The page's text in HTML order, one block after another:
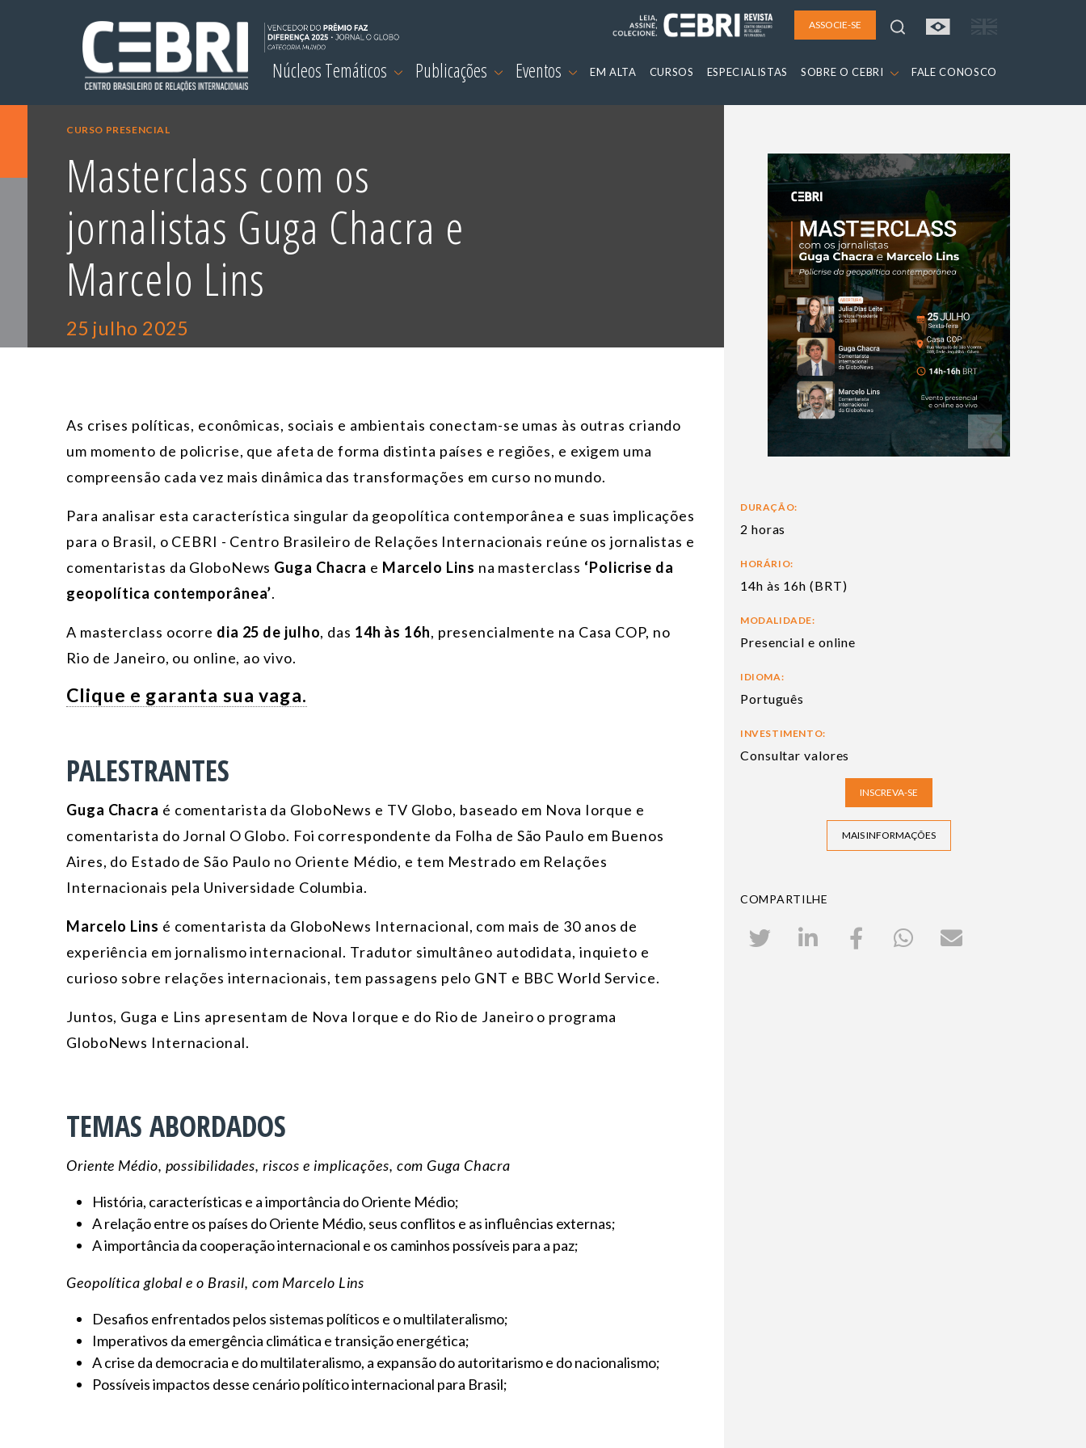
ASSOCIE-SE
Núcleos Temáticos Publicações Eventos EM ALTA CURSOS ESPECIALISTAS SOBRE O CEBRI FALE CONOSCO
CURSO PRESENCIAL
Masterclass com os
jornalistas Guga Chacra e
Marcelo Lins
25 julho 2025
As crises políticas, econômicas, sociais e ambientais conectam-se umas às outras criando
um momento de policrise, que afeta de forma distinta países e regiões, e exigem uma
compreensão cada vez mais dinâmica das transformações em curso no mundo.
Para analisar esta característica singular da geopolítica contemporânea e suas implicações
para o Brasil, o CEBRI - Centro Brasileiro de Relações Internacionais reúne os jornalistas e
comentaristas da GloboNews Guga Chacra e Marcelo Lins na masterclass ‘Policrise da
geopolítica contemporânea’.
A masterclass ocorre dia 25 de julho, das 14h às 16h, presencialmente na Casa COP, no
Rio de Janeiro, ou online, ao vivo.
Clique e garanta sua vaga.
PALESTRANTES
Guga Chacra é comentarista da GloboNews e TV Globo, baseado em Nova Iorque e
comentarista do Jornal O Globo. Foi correspondente da Folha de São Paulo em Buenos
Aires, do Estado de São Paulo no Oriente Médio, e tem Mestrado em Relações
Internacionais pela Universidade Columbia.
Marcelo Lins é comentarista da GloboNews Internacional, com mais de 30 anos de
experiência em jornalismo internacional. Tradutor simultâneo autodidata, inquieto e
curioso sobre relações internacionais, tem passagens pelo GNT e BBC World Service.
Juntos, Guga e Lins apresentam de Nova Iorque e do Rio de Janeiro o programa
GloboNews Internacional.
TEMAS ABORDADOS
Oriente Médio, possibilidades, riscos e implicações, com Guga Chacra
História, características e a importância do Oriente Médio;
A relação entre os países do Oriente Médio, seus conflitos e as influências externas;
A importância da cooperação internacional e os caminhos possíveis para a paz;
Geopolítica global e o Brasil, com Marcelo Lins
Desafios enfrentados pelos sistemas políticos e o multilateralismo;
Imperativos da emergência climática e transição energética;
A crise da democracia e do multilateralismo, a expansão do autoritarismo e do nacionalismo;
Possíveis impactos desse cenário político internacional para Brasil;
DURAÇÃO:
2 horas
HORÁRIO:
14h às 16h (BRT)
MODALIDADE:
Presencial e online
IDIOMA:
Português
INVESTIMENTO:
Consultar valores
INSCREVA-SE
MAIS INFORMAÇÕES
COMPARTILHE